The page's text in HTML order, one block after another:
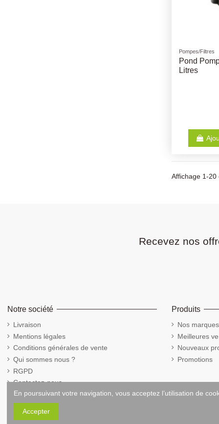
Pompes/Filtres
Pond
Litres
Affichage 1-20
Recevez nos
Notre société
Livraison
Mentions légales
Conditions générales de vente
Qui sommes nous ?
RGPD
Contactez-nous
Cookies
Produits
Nos marques
Meilleures
Nouveaux
Promotions
En poursuivant votre navigation, vous acceptez l’utilisation de
Accepter